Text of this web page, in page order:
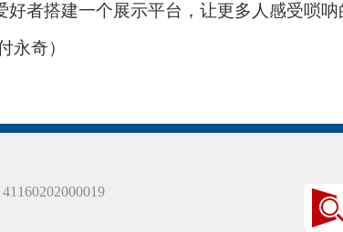
搭建一个展示平台，让更多人感受唢呐
永奇）